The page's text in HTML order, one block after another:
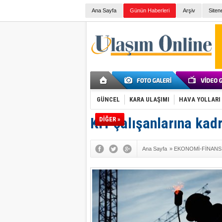
Ana Sayfa Günün Haberleri Arşiv
GÜNCEL KARA ULAŞIMI HAVA YOLLARI
DİĞER »
KİT çalışanlarına
Ana Sayfa » EKONOMİ-FİNANS